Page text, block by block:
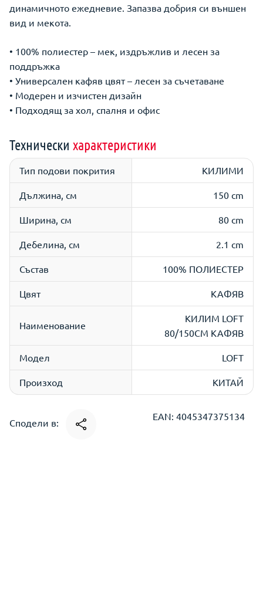
динамичното ежедневие. Запазва добрия си външен
вид и мекота.
• 100% полиестер – мек, издръжлив и лесен за
поддръжка
• Универсален кафяв цвят – лесен за съчетаване
• Модерен и изчистен дизайн
• Подходящ за хол, спалня и офис
Технически характеристики
Тип подови покрития КИЛИМИ
Дължина, см 150 cm
Ширина, см 80 cm
Дебелина, см 2.1 cm
Състав 100% ПОЛИЕСТЕР
Цвят КАФЯВ
Наименование
КИЛИМ LOFT
80/150СМ КАФЯВ
Модел LOFT
Произход КИТАЙ
Сподели в:
EAN: 4045347375134